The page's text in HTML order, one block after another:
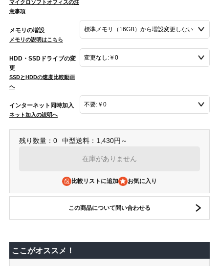
マイクロソフトオフィスの注
意事項
メモリの増設
メモリの説明はこちら
HDD・SSDドライブの変
更
SSDとHDDの速度比較動画
へ
インターネット同時加入
ネット加入の説明へ
残り数量：0 中型送料：1,430円～
在庫がありません
比較リストに追加
この商品について問い合わせる
ここがオススメ！